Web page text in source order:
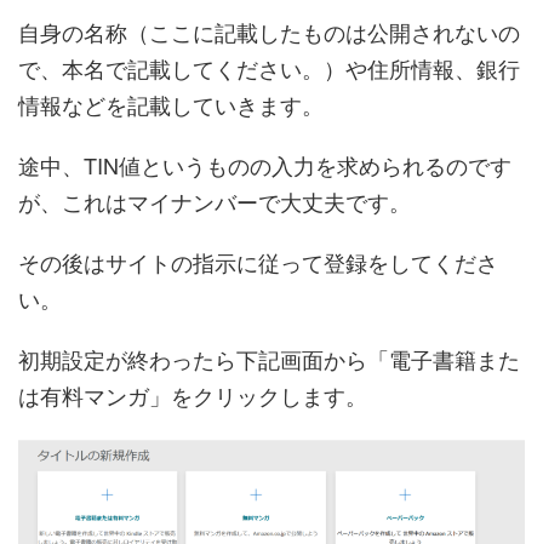
自身の名称（ここに記載したものは公開されないの
で、本名で記載してください。）や住所情報、銀行
情報などを記載していきます。
途中、TIN値というものの入力を求められるのです
が、これはマイナンバーで大丈夫です。
その後はサイトの指示に従って登録をしてくださ
い。
初期設定が終わったら下記画面から「電子書籍また
は有料マンガ」をクリックします。